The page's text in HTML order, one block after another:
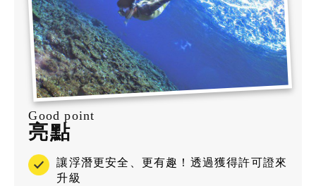
Good point
亮點
讓浮潛更安全、更有趣！透過獲得許可證來
升級